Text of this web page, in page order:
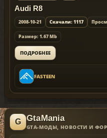
Audi R8
2008-10-21 Скачали: 1117
Размер: 1.67 Mb
ПОДРОБНЕЕ
FASTEEN
GtaMania
GTA-МОДЫ, НОВОСТИ И